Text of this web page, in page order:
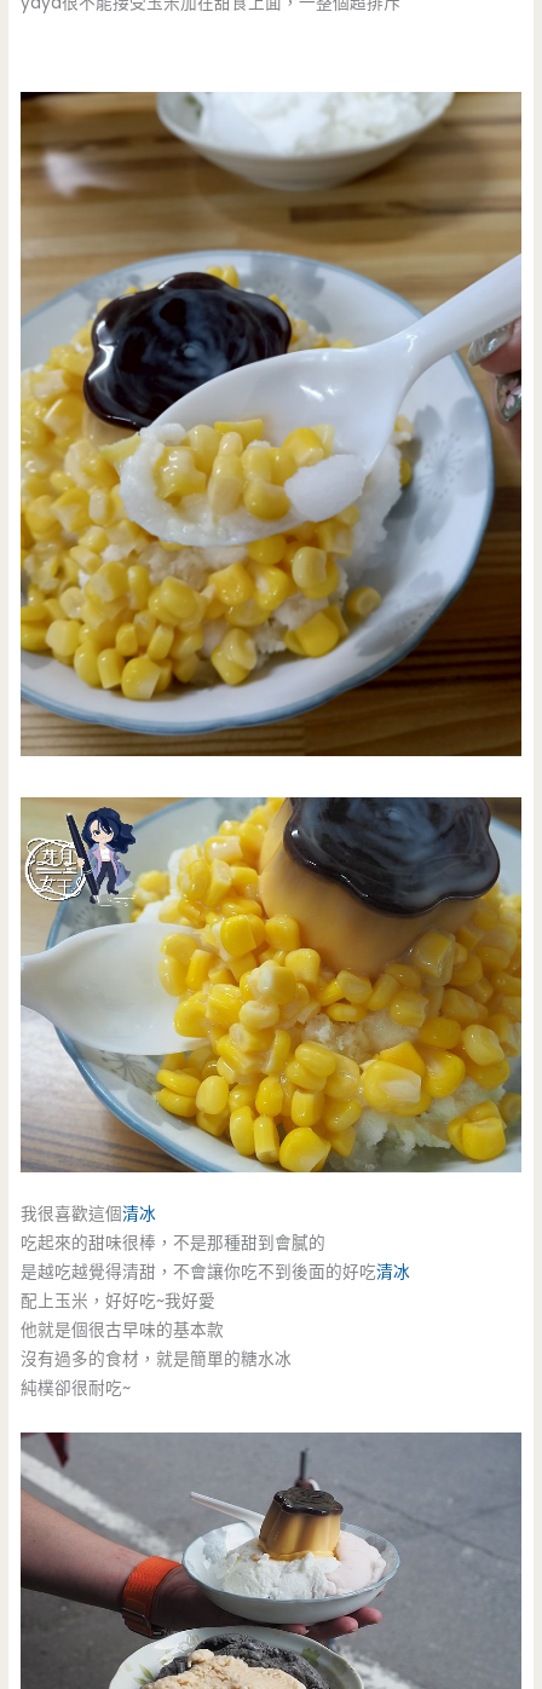
我很喜歡這個清冰
吃起來的甜味很棒，不是那種甜到會膩的
是越吃越覺得清甜，不會讓你吃不到後面的好吃清冰
配上玉米，好好吃~我好愛
他就是個很古早味的基本款
沒有過多的食材，就是簡單的糖水冰
純樸卻很耐吃~